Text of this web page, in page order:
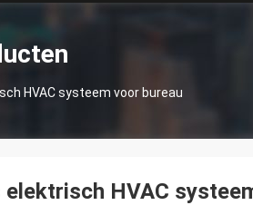
HVAC systeem voor bureau
HVAC